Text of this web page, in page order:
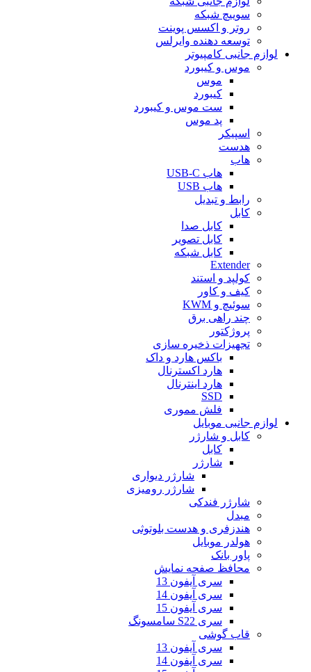
سوییچ شبکه
روتر و اکسس پوینت
توسعه دهنده وایرلس
لوازم جانبی کامپیوتر
موس و کیبورد
موس
کیبورد
ست موس و کیبورد
پد موس
اسپیکر
هدست
هاب
هاب USB-C
هاب USB
رابط و تبدیل
کابل
کابل صدا
کابل تصویر
کابل شبکه
Extender
کولپد و استند
کیف و کاور
سوئیچ و KWM
چند راهی برق
پروژکتور
تجهیزات ذخیره سازی
باکس هارد و داک
هارد اکسترنال
هارد اینترنال
SSD
فلش مموری
لوازم جانبی موبایل
کابل و شارژر
کابل
شارژر
شارژر دیواری
شارژر رومیزی
شارژر فندکی
مبدل
هندزفری و هدست بلوتوثی
هولدر موبایل
پاور بانک
محافظ صفحه نمایش
سری آیفون 13
سری آیفون 14
سری آیفون 15
سری S22 سامسونگ
قاب گوشی
سری آیفون 13
سری آیفون 14